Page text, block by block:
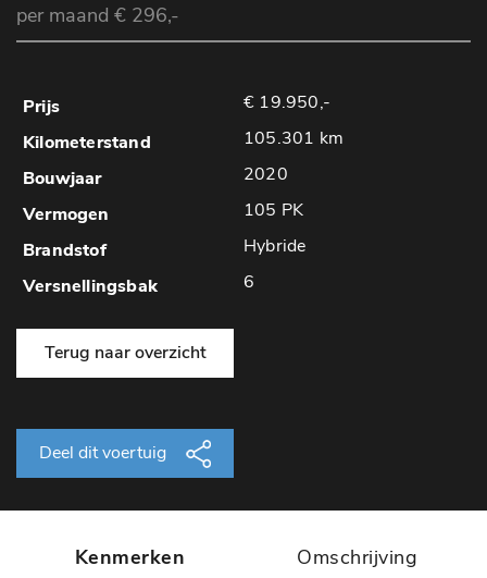
per maand € 296,-
€ 19.950,-
105.301 km
2020
105 PK
Hybride
6
Terug naar overzicht
Deel dit voertuig
Kenmerken Omschrijving